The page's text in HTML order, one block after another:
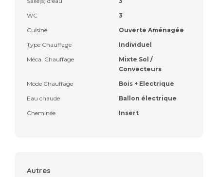
WC
3
Cuisine
Ouverte Aménagée
Type Chauffage
Individuel
Méca. Chauffage
Mixte Sol /
Convecteurs
Mode Chauffage
Bois + Electrique
Eau chaude
Ballon électrique
Cheminée
Insert
Autres